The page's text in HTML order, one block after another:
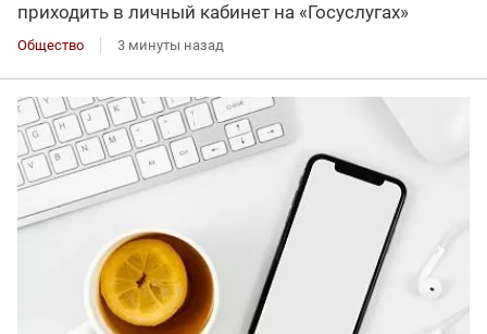
приходить в личный кабинет на «Госуслугах»
Общество 3 минуты назад